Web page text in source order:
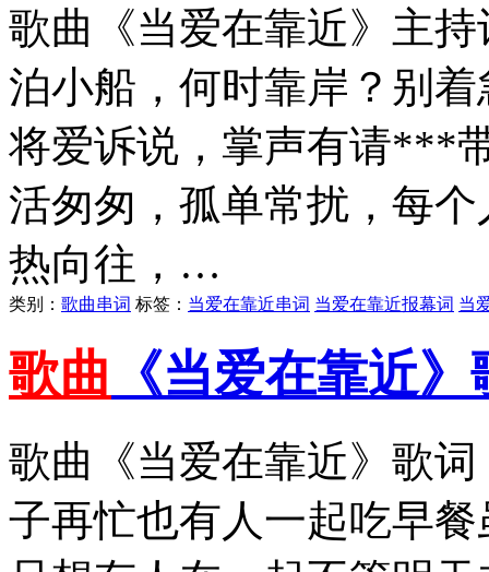
歌曲《当爱在靠近》主
泊小船，何时靠岸？别
将爱诉说，掌声有请***
活匆匆，孤单常扰，每
热向往，…
类别： 歌曲串词 标签： 当爱在靠近串词 当爱在靠近报幕词 当
歌曲 《当爱在靠近
歌曲《当爱在靠近》歌
子再忙也有人一起吃早